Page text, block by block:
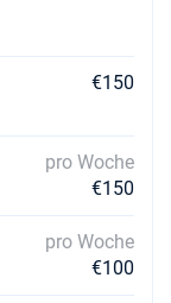
€150
pro Woche
€150
pro Woche
€100